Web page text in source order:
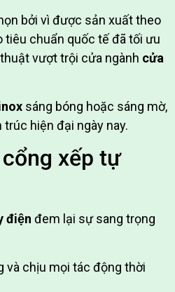
bởi vì được sản xuất theo
tiêu chuẩn quốc tế đã tối ưu
vượt trội cửa ngành cửa
sáng bóng hoặc sáng mờ,
hiện đại ngày nay.
xếp tự
điện đem lại sự sang trọng
và chịu mọi tác động thời